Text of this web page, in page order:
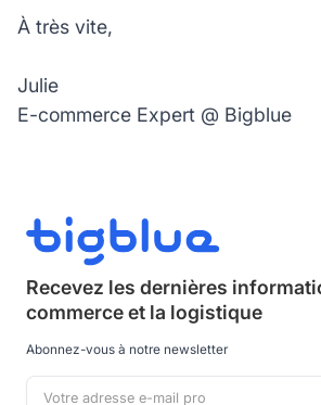
À très vite,
Julie
E-commerce Expert @ Bigblue
Recevez les dernières
commerce et la logistique
Abonnez-vous à notre newsletter